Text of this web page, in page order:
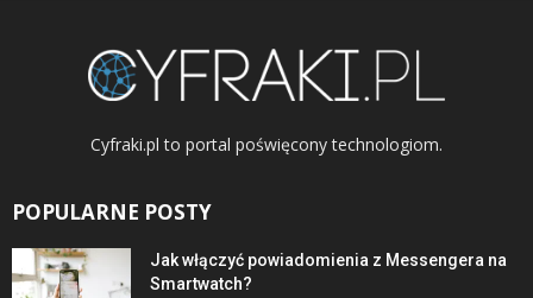
Cyfraki.pl to portal poświęcony technologiom.
POPULARNE POSTY
Jak włączyć powiadomienia z Messengera na
Smartwatch?